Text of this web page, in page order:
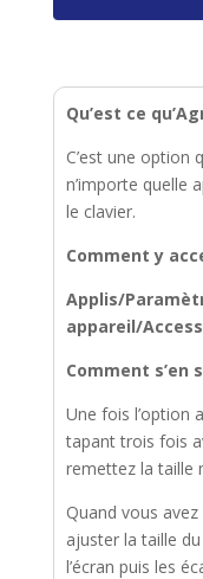
Qu’est ce
C’est une option
n’importe quelle
le clavier.
Comment y
Applis/
appareil/
Comment s’en
Une fois l’option
tapant trois fois
remettez la taille
Quand vous
ajuster la taille
l’écran puis les